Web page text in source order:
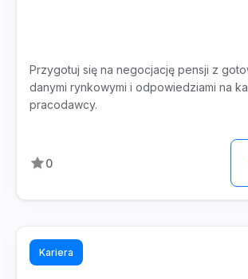
Przygotuj się na negocjację pensji z
danymi rynkowymi i odpowiedziami na
pracodawcy.
0
Kariera